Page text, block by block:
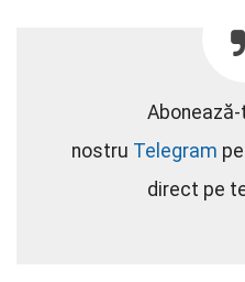
Abonează-
nostru Telegram
direct pe